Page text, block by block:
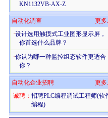
KN1132VB-AX-Z
自动化调查
更多
·设计选用触摸式工业图形显示屏，
你首选什么品牌？
·你认为哪一种监控组态软件更适合
你？
自动化企业招聘
更多
诚聘： 招聘PLC编程调试工程师(软
编程)